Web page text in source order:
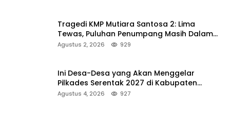
Tragedi KMP Mutiara Santosa 2: Lima
Tewas, Puluhan Penumpang Masih Dalam
Pencarian
Agustus 2, 2026 929
Ini Desa-Desa yang Akan Menggelar
Pilkades Serentak 2027 di Kabupaten
Sumenep
Agustus 4, 2026 927